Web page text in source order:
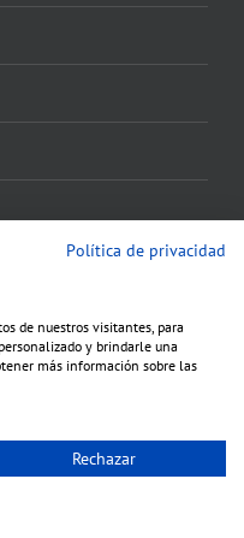
reservados | Producido por
Fusion
Política de privacidad
de nuestros visitantes, para
y brindarle una
más información sobre las
Rechazar